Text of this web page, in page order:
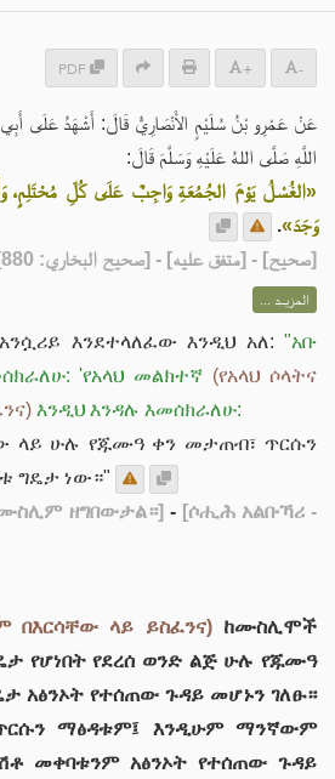
PDF + -
عَنْ عَمْرِو بْنُ سُلَيْمٍ الأَنْصَارِيُّ قَالَ: أَشْهَدُ عَلَى
اللَّهِ صَلَّى اللهُ عَلَيْهِ وَسَلَّمَ قَالَ:
«الغُسْلُ يَوْمَ الجُمُعَةِ وَاجِبٌ عَلَى كُلِّ مُحْتَلِمٍ،
وَجَدَ».
[صحيح] - [متفق عليه] - [صحيح البخاري: 880]
المزيــد ...
እንደተላለፈው እንዲህ አለ: "አቡ
'የአላህ መልክተኛ (የአላህ ሶላትና
እንዲህ እንዳሉ እመሰክራለሁ:
ላይ ሁሉ የጁሙዓ ቀን መታጠብ፣ ጥርሱን
ግዴታ ነው።"
ዘግበውታል።] - [ሶሒሕ አልቡኻሪ -
በእርሳቸው ላይ ይስፈንና)ከሙስሊሞች
የሆነበት የደረሰ ወንድ ልጅ ሁሉ የጁሙዓ
አፅንኦት የተሰጠው ጉዳይ መሆኑን ገለፁ።
ማፅዳቱም፤ እንዲሁም ማንኛውም
መቀባቱንም አፅንኦት የተሰጠው ጉዳይ